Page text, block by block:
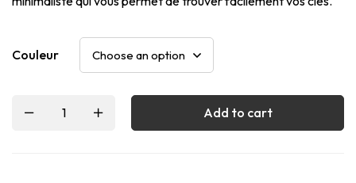
Couleur
Add to cart